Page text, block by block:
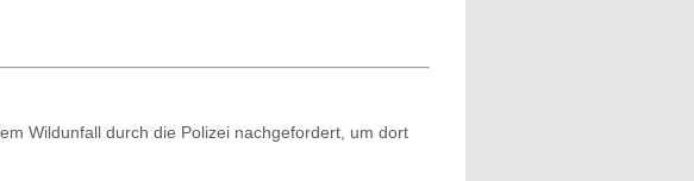
Wildunfall durch die Polizei nachgefordert, um dort